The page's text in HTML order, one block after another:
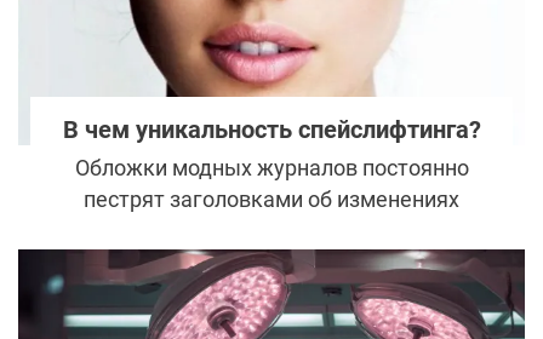
В чем уникальность спейслифтинга?
Обложки модных журналов постоянно
пестрят заголовками об изменениях
голливудской звезды. Но желание
удержать красоту и молодость
свойственно не только знаменитостям